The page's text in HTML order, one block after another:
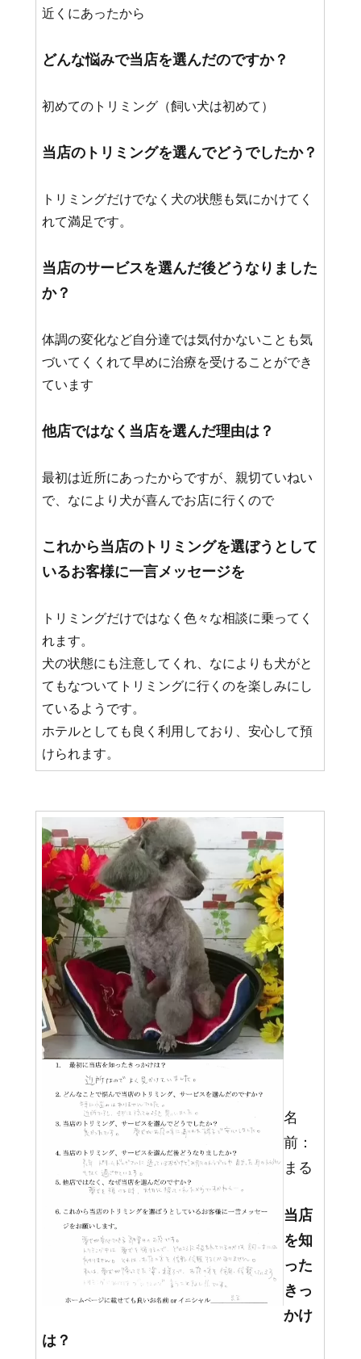
近くにあったから
どんな悩みで当店を選んだのですか？
初めてのトリミング（飼い犬は初めて）
当店のトリミングを選んでどうでしたか？
トリミングだけでなく犬の状態も気にかけてく
れて満足です。
当店のサービスを選んだ後どうなりました
か？
体調の変化など自分達では気付かないことも気
づいてくくれて早めに治療を受けることができ
ています
他店ではなく当店を選んだ理由は？
最初は近所にあったからですが、親切ていねい
で、なにより犬が喜んでお店に行くので
これから当店のトリミングを選ぼうとして
いるお客様に一言メッセージを
トリミングだけではなく色々な相談に乗ってく
れます。
犬の状態にも注意してくれ、なによりも犬がと
てもなついてトリミングに行くのを楽しみにし
ているようです。
ホテルとしても良く利用しており、安心して預
けられます。
名
前：
まる
当店
を知
った
きっ
かけ
は？